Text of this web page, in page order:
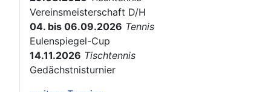
Vereinsmeisterschaft D/H
04. bis 06.09.2026 Tennis
Eulenspiegel-Cup
14.11.2026 Tischtennis
Gedächstnisturnier